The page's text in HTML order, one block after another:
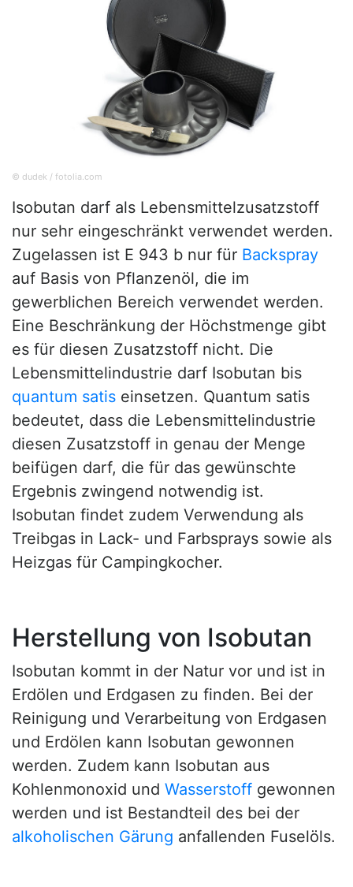
© dudek / fotolia.com
Isobutan darf als Lebensmittelzusatzstoff
nur sehr eingeschränkt verwendet werden.
Zugelassen ist E 943 b nur für Backspray
auf Basis von Pflanzenöl, die im
gewerblichen Bereich verwendet werden.
Eine Beschränkung der Höchstmenge gibt
es für diesen Zusatzstoff nicht. Die
Lebensmittelindustrie darf Isobutan bis
quantum satis einsetzen. Quantum satis
bedeutet, dass die Lebensmittelindustrie
diesen Zusatzstoff in genau der Menge
beifügen darf, die für das gewünschte
Ergebnis zwingend notwendig ist.
Isobutan findet zudem Verwendung als
Treibgas in Lack- und Farbsprays sowie als
Heizgas für Campingkocher.
Herstellung von Isobutan
Isobutan kommt in der Natur vor und ist in
Erdölen und Erdgasen zu finden. Bei der
Reinigung und Verarbeitung von Erdgasen
und Erdölen kann Isobutan gewonnen
werden. Zudem kann Isobutan aus
Kohlenmonoxid und Wasserstoff gewonnen
werden und ist Bestandteil des bei der
alkoholischen Gärung anfallenden Fuselöls.